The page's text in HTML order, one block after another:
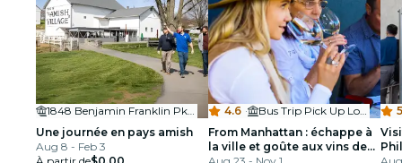
1848 Benjamin Franklin Pkwy
Une journée en pays amish
Aug 8 - Feb 3
4.6 ·
Bus Trip Pick Up Location
From Manhattan : échappe à
la ville et goûte aux vins de